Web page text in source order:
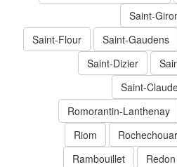
Saint-
Saint-Gaudens
Saint-Flour
Saint-Dizier
Saint-
Romorantin-Lanthenay
Riom
Redon
Rambouillet